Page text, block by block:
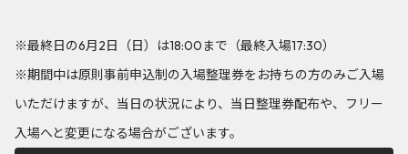
※最終日の6月2日（日）は18:00まで（最終入場17:30）
※期間中は原則事前申込制の入場整理券をお持ちの方のみご入場
いただけますが、当日の状況により、当日整理券配布や、フリー
入場へと変更になる場合がございます。